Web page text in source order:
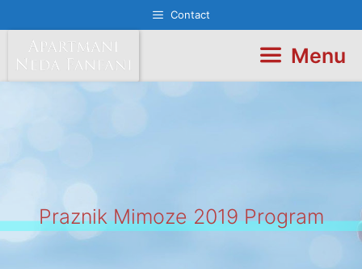
to
content
Contact
Menu
Praznik Mimoze 2019 Program